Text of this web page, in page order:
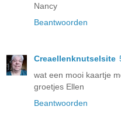
Nancy
Beantwoorden
Creaellenknutselsite
wat een mooi kaartje
groetjes Ellen
Beantwoorden